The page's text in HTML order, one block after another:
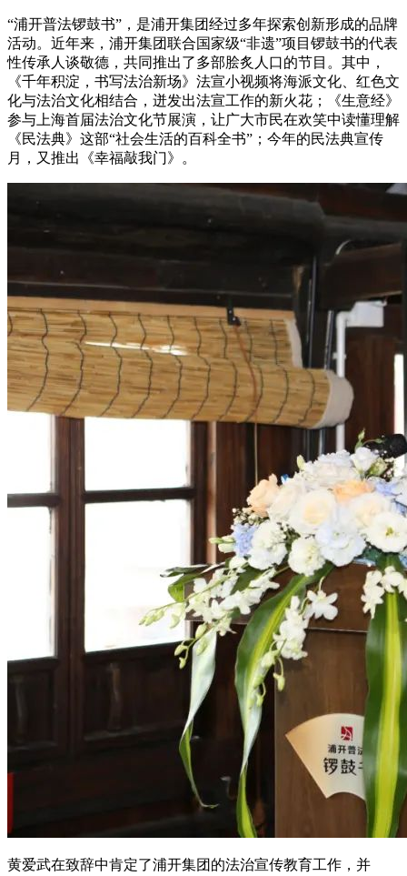
“浦开普法锣鼓书”，是浦开集团经过多年探索创新形成的品牌
活动。近年来，浦开集团联合国家级“非遗”项目锣鼓书的代表
性传承人谈敬德，共同推出了多部脍炙人口的节目。其中，
《千年积淀，书写法治新场》法宣小视频将海派文化、红色文
化与法治文化相结合，迸发出法宣工作的新火花；《生意经》
参与上海首届法治文化节展演，让广大市民在欢笑中读懂理解
《民法典》这部“社会生活的百科全书”；今年的民法典宣传
月，又推出《幸福敲我门》。
黄爱武在致辞中肯定了浦开集团的法治宣传教育工作，并